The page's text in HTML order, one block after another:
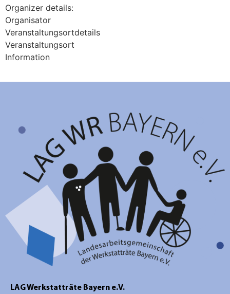
Organizer details:
Organisator
Veranstaltungsortdetails
Veranstaltungsort
Information
LAG Werkstatträte Bayern e.V.